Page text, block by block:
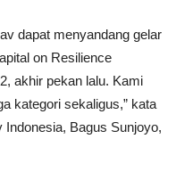
dapat menyandang gelar
on Resilience
akhir pekan lalu. Kami
kategori sekaligus,” kata
Bagus Sunjoyo,